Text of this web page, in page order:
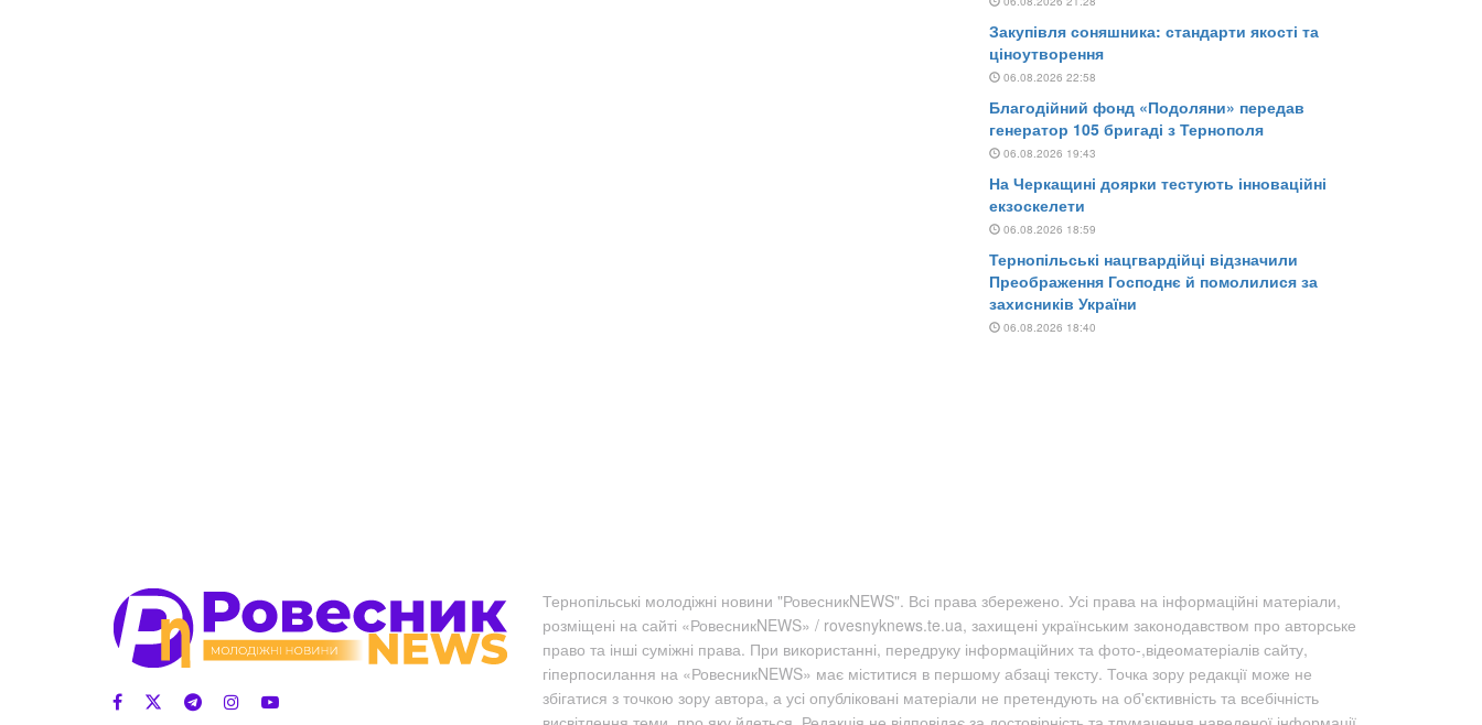
Тернопільські молодіжні новини "РовесникNEWS". Всі права збережено. Усі права на інформаційні матеріали,
розміщені на сайті «РовесникNEWS» / rovesnyknews.te.ua, захищені українським законодавством про авторське
право та інші суміжні права. При використанні, передруку інформаційних та фото-,відеоматеріалів сайту,
гіперпосилання на «РовесникNEWS» має міститися в першому абзаці тексту. Точка зору редакції може не
збігатися з точкою зору автора, а усі опубліковані матеріали не претендують на об'єктивність та всебічність